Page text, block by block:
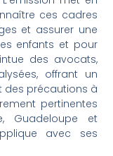
ces cadres
et assurer une
enfants et pour
des avocats,
offrant un
des précautions à
pertinentes
Guadeloupe et
avec ses